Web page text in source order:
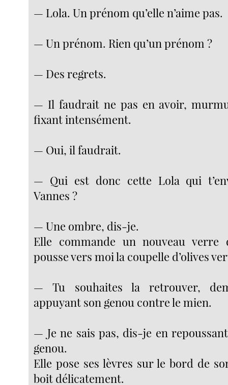
— Lola. Un prénom qu’elle n’aime pas.
— Un prénom. Rien qu’un prénom ?
— Des regrets.
— Il faudrait ne pas en avoir,
fixant intensément.
— Oui, il faudrait.
— Qui est donc cette Lola qui
Vannes ?
— Une ombre, dis-je.
Elle commande un nouveau
pousse vers moi la coupelle d’olives
— Tu souhaites la retrouver,
appuyant son genou contre le mien.
— Je ne sais pas, dis-je en
genou.
Elle pose ses lèvres sur le bord de
boit délicatement.